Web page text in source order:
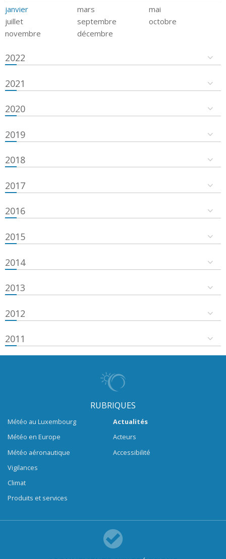
janvier mars
mai
juillet
septembre
octobre
novembre
décembre
2022
2021
2020
2019
2018
2017
2016
2015
2014
2013
2012
2011
RUBRIQUES
Météo au Luxembourg
Météo en Europe
Météo aéronautique
Vigilances
Climat
Produits et services
Actualités
Acteurs
Accessibilité